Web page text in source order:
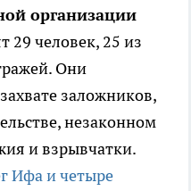
организации
29 человек, 25 из
Они
заложников,
незаконном
и взрывчатки.
Ифа и четыре